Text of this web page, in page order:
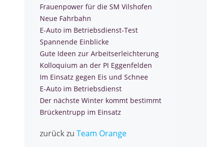
Frauenpower für die SM Vilshofen
Neue Fahrbahn
E-Auto im Betriebsdienst-Test
Spannende Einblicke
Gute Ideen zur Arbeitserleichterung
Kolloquium an der PI Eggenfelden
Im Einsatz gegen Eis und Schnee
E-Auto im Betriebsdienst
Der nächste Winter kommt bestimmt
Brückentrupp im Einsatz
zurück zu Team Orange